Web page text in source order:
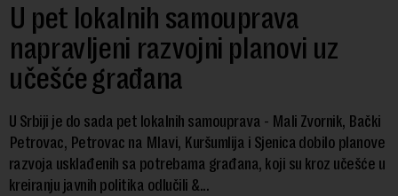
U pet lokalnih samouprava
napravljeni razvojni planovi uz
učešće građana
U Srbiji je do sada pet lokalnih samouprava - Mali Zvornik, Bački
Petrovac, Petrovac na Mlavi, Kuršumlija i Sjenica dobilo planove
razvoja usklađenih sa potrebama građana, koji su kroz učešće u
kreiranju javnih politika odlučili &...